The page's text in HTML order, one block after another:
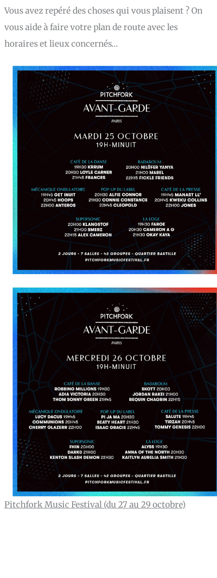
Vous avez repéré des choses qui vous plaisent ? On
vous aide à faire votre plan de route avec les
horaires et lieux concernés…
Pitchfork Music Festival (du 27 au 29 octobre)